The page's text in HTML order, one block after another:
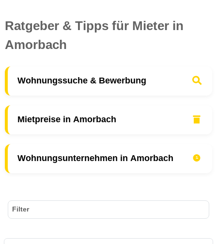
Ratgeber & Tipps für Mieter in
Amorbach
Wohnungssuche & Bewerbung
Mietpreise in Amorbach
Wohnungsunternehmen in Amorbach
Filter